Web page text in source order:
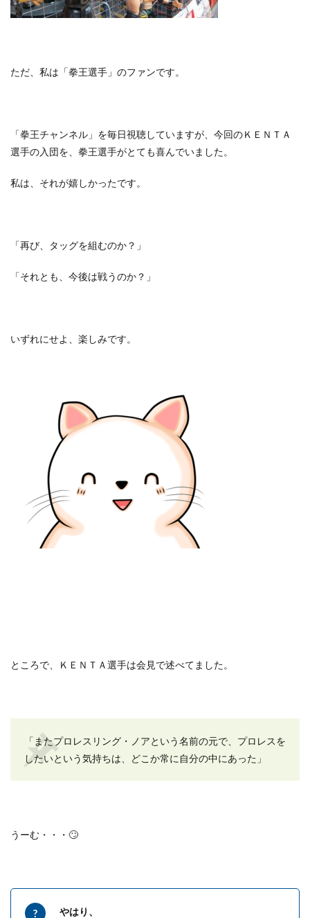
ただ、私は「拳王選手」のファンです。
「拳王チャンネル」を毎日視聴していますが、今回のＫＥＮＴＡ
選手の入団を、拳王選手がとても喜んでいました。
私は、それが嬉しかったです。
「再び、タッグを組むのか？」
「それとも、今後は戦うのか？」
いずれにせよ、楽しみです。
ところで、ＫＥＮＴＡ選手は会見で述べてました。
「またプロレスリング・ノアという名前の元で、プロレスを
したいという気持ちは、どこか常に自分の中にあった」
うーむ・・・🙄
やはり、